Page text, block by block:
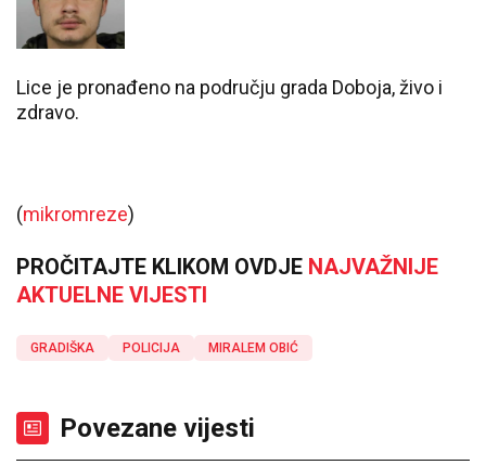
Lice je pronađeno na području grada Doboja, živo i
zdravo.
(mikromreze)
PROČITAJTE KLIKOM OVDJE NAJVAŽNIJE
AKTUELNE VIJESTI
GRADIŠKA POLICIJA MIRALEM OBIĆ
Povezane vijesti